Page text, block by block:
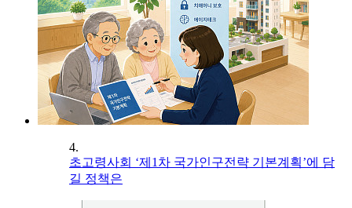
4.
초고령사회 ‘제1차 국가인구전략 기본계획’에 담
길 정책은